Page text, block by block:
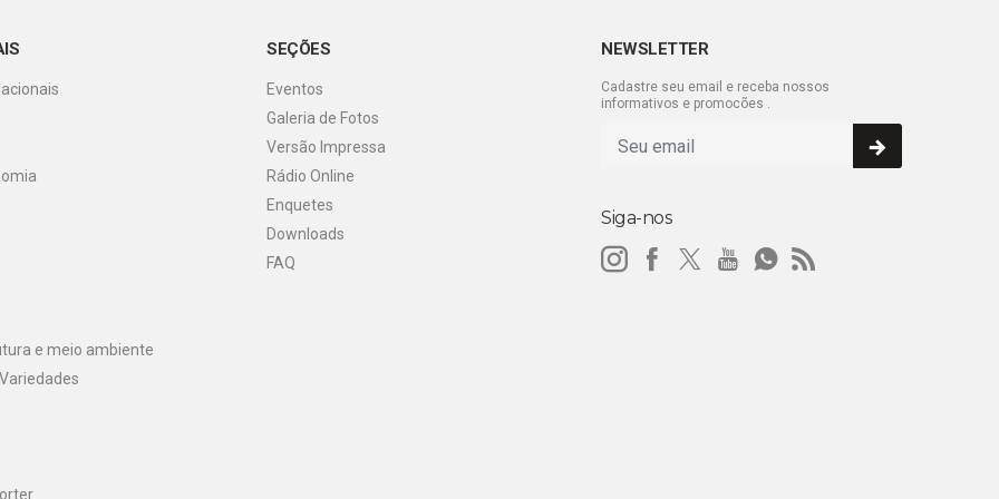
e meio ambiente
SEÇÕES
Eventos
Galeria de Fotos
Versão Impressa
Rádio Online
Enquetes
Downloads
FAQ
NEWSLETTER
Cadastre seu email e receba nossos
informativos e promocões .
Siga-nos